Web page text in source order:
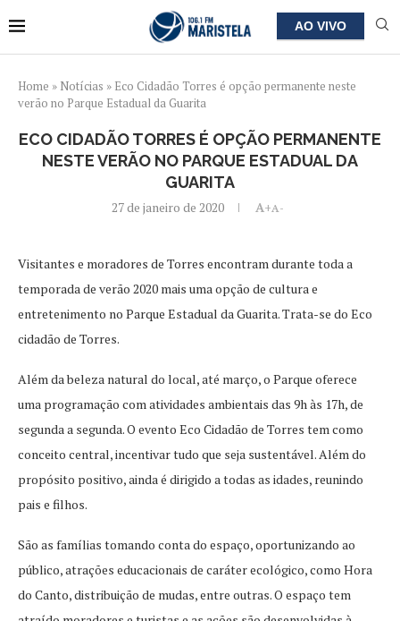
AO VIVO
Home » Notícias » Eco Cidadão Torres é opção permanente neste
verão no Parque Estadual da Guarita
ECO CIDADÃO TORRES É OPÇÃO PERMANENTE
NESTE VERÃO NO PARQUE ESTADUAL DA
GUARITA
27 de janeiro de 2020 A+A-
Visitantes e moradores de Torres encontram durante toda a
temporada de verão 2020 mais uma opção de cultura e
entretenimento no Parque Estadual da Guarita. Trata-se do Eco
cidadão de Torres.
Além da beleza natural do local, até março, o Parque oferece
uma programação com atividades ambientais das 9h às 17h, de
segunda a segunda. O evento Eco Cidadão de Torres tem como
conceito central, incentivar tudo que seja sustentável. Além do
propósito positivo, ainda é dirigido a todas as idades, reunindo
pais e filhos.
São as famílias tomando conta do espaço, oportunizando ao
público, atrações educacionais de caráter ecológico, como Hora
do Canto, distribuição de mudas, entre outras. O espaço tem